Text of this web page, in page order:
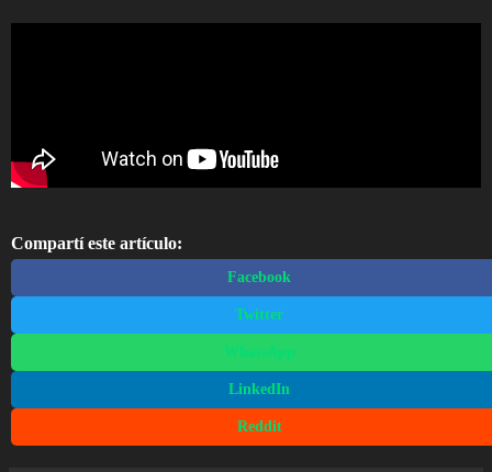
Compartí este artículo:
Facebook
Twitter
WhatsApp
LinkedIn
Reddit